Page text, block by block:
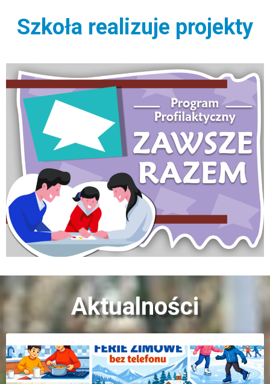
Szkoła realizuje projekty
Aktualności